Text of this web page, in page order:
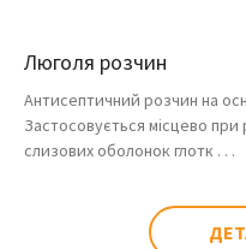
Люголя розчин
Антисептичний розчин на
Застосовується місцево при
слизових оболонок глотк . . .